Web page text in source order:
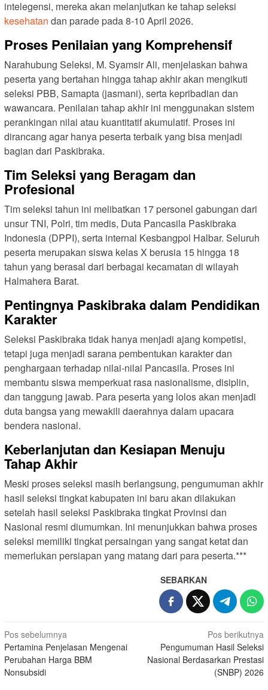
kesehatan dan parade pada 8-10 April 2026.
Proses Penilaian yang Komprehensif
Narahubung Seleksi, M. Syamsir Ali, menjelaskan bahwa
peserta yang bertahan hingga tahap akhir akan mengikuti
seleksi PBB, Samapta (jasmani), serta kepribadian dan
wawancara. Penilaian tahap akhir ini menggunakan sistem
perankingan nilai atau kuantitatif akumulatif. Proses ini
dirancang agar hanya peserta terbaik yang bisa menjadi
bagian dari Paskibraka.
Tim Seleksi yang Beragam dan
Profesional
Tim seleksi tahun ini melibatkan 17 personel gabungan dari
unsur TNI, Polri, tim medis, Duta Pancasila Paskibraka
Indonesia (DPPI), serta internal Kesbangpol Halbar. Seluruh
peserta merupakan siswa kelas X berusia 15 hingga 18
tahun yang berasal dari berbagai kecamatan di wilayah
Halmahera Barat.
Pentingnya Paskibraka dalam Pendidikan
Karakter
Seleksi Paskibraka tidak hanya menjadi ajang kompetisi,
tetapi juga menjadi sarana pembentukan karakter dan
penghargaan terhadap nilai-nilai Pancasila. Proses ini
membantu siswa memperkuat rasa nasionalisme, disiplin,
dan tanggung jawab. Para peserta yang lolos akan menjadi
duta bangsa yang mewakili daerahnya dalam upacara
bendera nasional.
Keberlanjutan dan Kesiapan Menuju
Tahap Akhir
Meski proses seleksi masih berlangsung, pengumuman akhir
hasil seleksi tingkat kabupaten ini baru akan dilakukan
setelah hasil seleksi Paskibraka tingkat Provinsi dan
Nasional resmi diumumkan. Ini menunjukkan bahwa proses
seleksi memiliki tingkat persaingan yang sangat ketat dan
memerlukan persiapan yang matang dari para peserta.***
SEBARKAN
N
a
v
Pos sebelumnya
Pertamina Penjelasan Mengenai
Perubahan Harga BBM
Nonsubsidi
Pos berikutnya
Pengumuman Hasil Seleksi
Nasional Berdasarkan Prestasi
(SNBP) 2026